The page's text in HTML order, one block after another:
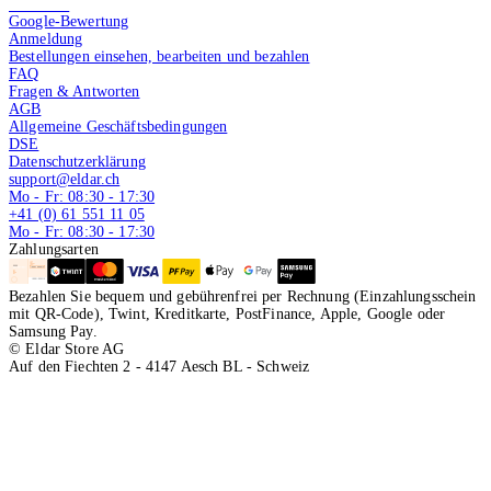
Google-Bewertung
Anmeldung
Bestellungen einsehen, bearbeiten und bezahlen
FAQ
Fragen & Antworten
AGB
Allgemeine Geschäftsbedingungen
DSE
Datenschutzerklärung
support@eldar.ch
Mo - Fr: 08:30 - 17:30
+41 (0) 61 551 11 05
Mo - Fr: 08:30 - 17:30
Zahlungsarten
Bezahlen Sie bequem und gebührenfrei per Rechnung (Einzahlungsschein
mit QR-Code), Twint, Kreditkarte, PostFinance, Apple, Google oder
Samsung Pay.
© Eldar Store AG
Auf den Fiechten 2 - 4147 Aesch BL - Schweiz